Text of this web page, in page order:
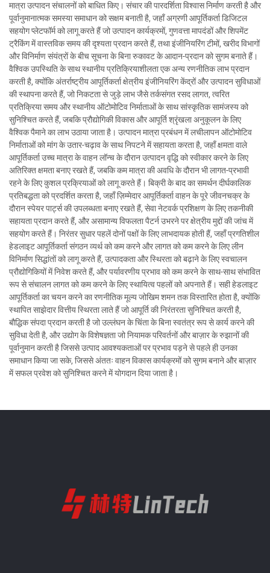
मात्रा उत्पादन संचालनों को बाधित किए। संचार की पारदर्शिता विश्वास निर्माण करती है और
पूर्वानुमानात्मक समस्या समाधान को सक्षम बनाती है, जहाँ अग्रणी आपूर्तिकर्ता डिजिटल
सहयोग प्लेटफॉर्म को लागू करते हैं जो उत्पादन कार्यक्रमों, गुणवत्ता मापदंडों और शिपमेंट
ट्रैकिंग में वास्तविक समय की दृश्यता प्रदान करते हैं, तथा इंजीनियरिंग टीमों, खरीद विभागों
और विनिर्माण संयंत्रों के बीच सूचना के बिना रुकावट के आदान-प्रदान को सुगम बनाते हैं।
वैश्विक उपस्थिति के साथ स्थानीय प्रतिक्रियाशीलता एक अन्य रणनीतिक लाभ प्रदान
करती है, क्योंकि अंतर्राष्ट्रीय आपूर्तिकर्ता क्षेत्रीय इंजीनियरिंग केंद्रों और उत्पादन सुविधाओं
की स्थापना करते हैं, जो निकटता से जुड़े लाभ जैसे तर्कसंगत रसद लागत, त्वरित
प्रतिक्रिया समय और स्थानीय ऑटोमोटिव निर्माताओं के साथ सांस्कृतिक सामंजस्य को
सुनिश्चित करते हैं, जबकि प्रौद्योगिकी विकास और आपूर्ति श्रृंखला अनुकूलन के लिए
वैश्विक पैमाने का लाभ उठाया जाता है। उत्पादन मात्रा प्रबंधन में लचीलापन ऑटोमोटिव
निर्माताओं को मांग के उतार-चढ़ाव के साथ निपटने में सहायता करता है, जहाँ क्षमता वाले
आपूर्तिकर्ता उच्च मात्रा के वाहन लॉन्च के दौरान उत्पादन वृद्धि को स्वीकार करने के लिए
अतिरिक्त क्षमता बनाए रखते हैं, जबकि कम मात्रा की अवधि के दौरान भी लागत-प्रभावी
रहने के लिए कुशल प्रक्रियाओं को लागू करते हैं। बिक्री के बाद का समर्थन दीर्घकालिक
प्रतिबद्धता को प्रदर्शित करता है, जहाँ ज़िम्मेदार आपूर्तिकर्ता वाहन के पूरे जीवनचक्र के
दौरान स्पेयर पार्ट्स की उपलब्धता बनाए रखते हैं, सेवा नेटवर्क प्रशिक्षण के लिए तकनीकी
सहायता प्रदान करते हैं, और असामान्य विफलता पैटर्न उभरने पर क्षेत्रीय मुद्दों की जांच में
सहयोग करते हैं। निरंतर सुधार पहलें दोनों पक्षों के लिए लाभदायक होती हैं, जहाँ प्रगतिशील
हेडलाइट आपूर्तिकर्ता संगठन व्यर्थ को कम करने और लागत को कम करने के लिए लीन
विनिर्माण सिद्धांतों को लागू करते हैं, उत्पादकता और स्थिरता को बढ़ाने के लिए स्वचालन
प्रौद्योगिकियों में निवेश करते हैं, और पर्यावरणीय प्रभाव को कम करने के साथ-साथ संभावित
रूप से संचालन लागत को कम करने के लिए स्थायित्व पहलों को अपनाते हैं। सही हेडलाइट
आपूर्तिकर्ता का चयन करने का रणनीतिक मूल्य जोखिम शमन तक विस्तारित होता है, क्योंकि
स्थापित साझेदार वित्तीय स्थिरता लाते हैं जो आपूर्ति की निरंतरता सुनिश्चित करती है,
बौद्धिक संपदा प्रदान करती है जो उल्लंघन के चिंता के बिना स्वतंत्र रूप से कार्य करने की
सुविधा देती है, और उद्योग के विशेषज्ञता जो नियामक परिवर्तनों और बाज़ार के रुझानों की
पूर्वानुमान करती है जिससे उत्पाद आवश्यकताओं पर प्रभाव पड़ने से पहले ही उनका
समाधान किया जा सके, जिससे अंततः वाहन विकास कार्यक्रमों को सुगम बनाने और बाज़ार
में सफल प्रवेश को सुनिश्चित करने में योगदान दिया जाता है।